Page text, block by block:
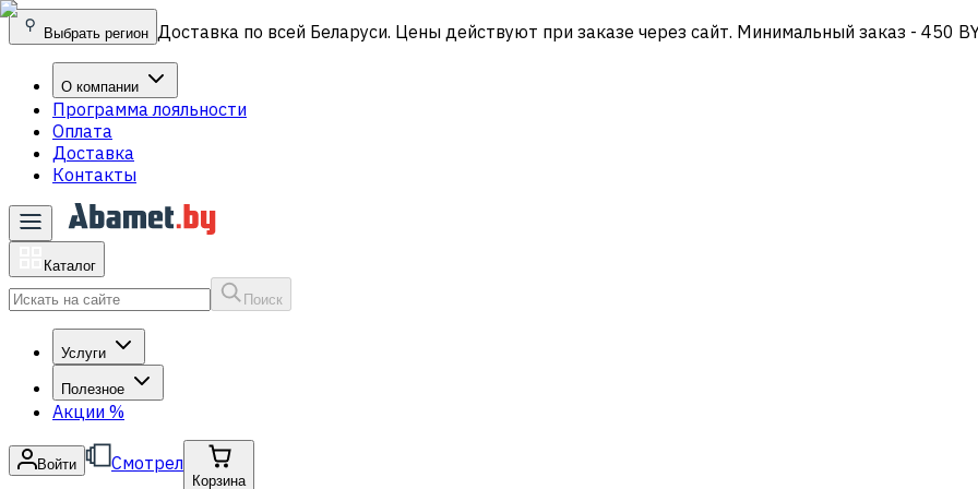
Выбрать регион Доставка по всей Беларуси. Цены действуют при заказе через сайт. Минимальный заказ - 450
О компании
Программа лояльности
Оплата
Доставка
Контакты
Каталог
Поиск
Услуги
Полезное
Акции %
Войти Смотрел
Корзина